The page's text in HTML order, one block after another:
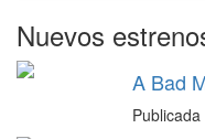
Nuevos
A Bad